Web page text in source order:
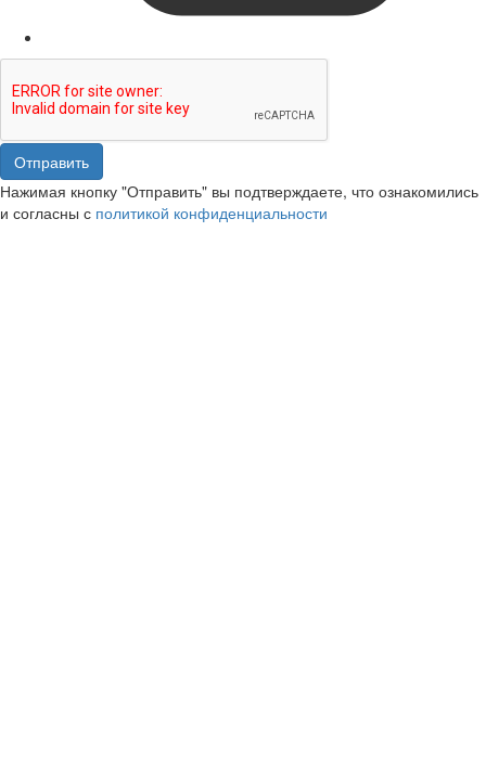
Отправить
Нажимая кнопку "Отправить" вы подтверждаете, что ознакомились
и согласны с политикой конфиденциальности